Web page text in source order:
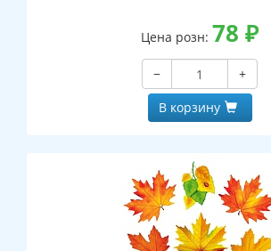
Цена розн: 78 ₽
−
+
В корзину